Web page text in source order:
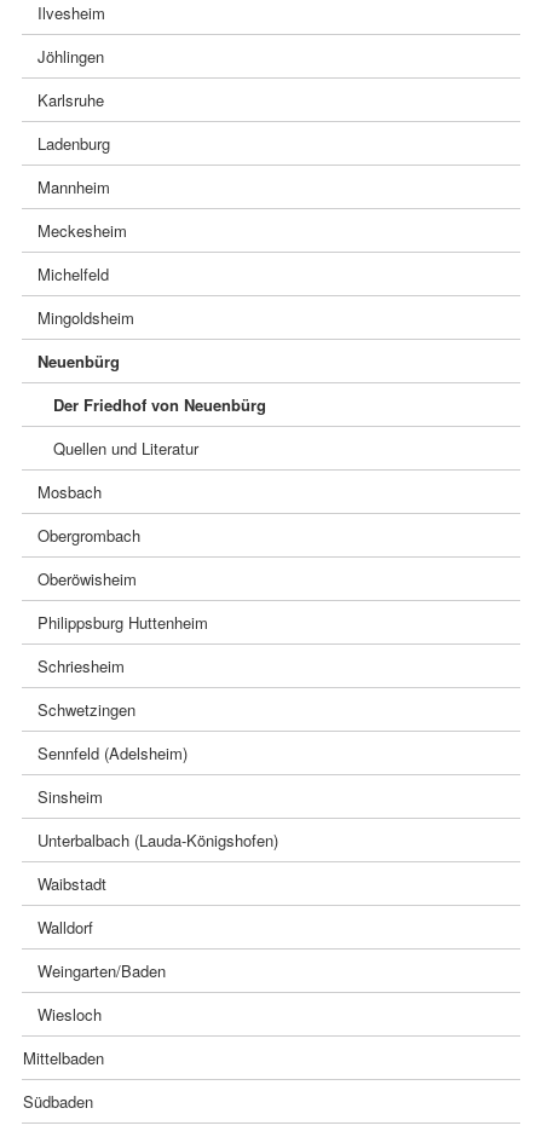
Ilvesheim
Jöhlingen
Karlsruhe
Ladenburg
Mannheim
Meckesheim
Michelfeld
Mingoldsheim
Neuenbürg
Der Friedhof von Neuenbürg
Quellen und Literatur
Mosbach
Obergrombach
Oberöwisheim
Philippsburg Huttenheim
Schriesheim
Schwetzingen
Sennfeld (Adelsheim)
Sinsheim
Unterbalbach (Lauda-Königshofen)
Waibstadt
Walldorf
Weingarten/Baden
Wiesloch
Mittelbaden
Südbaden